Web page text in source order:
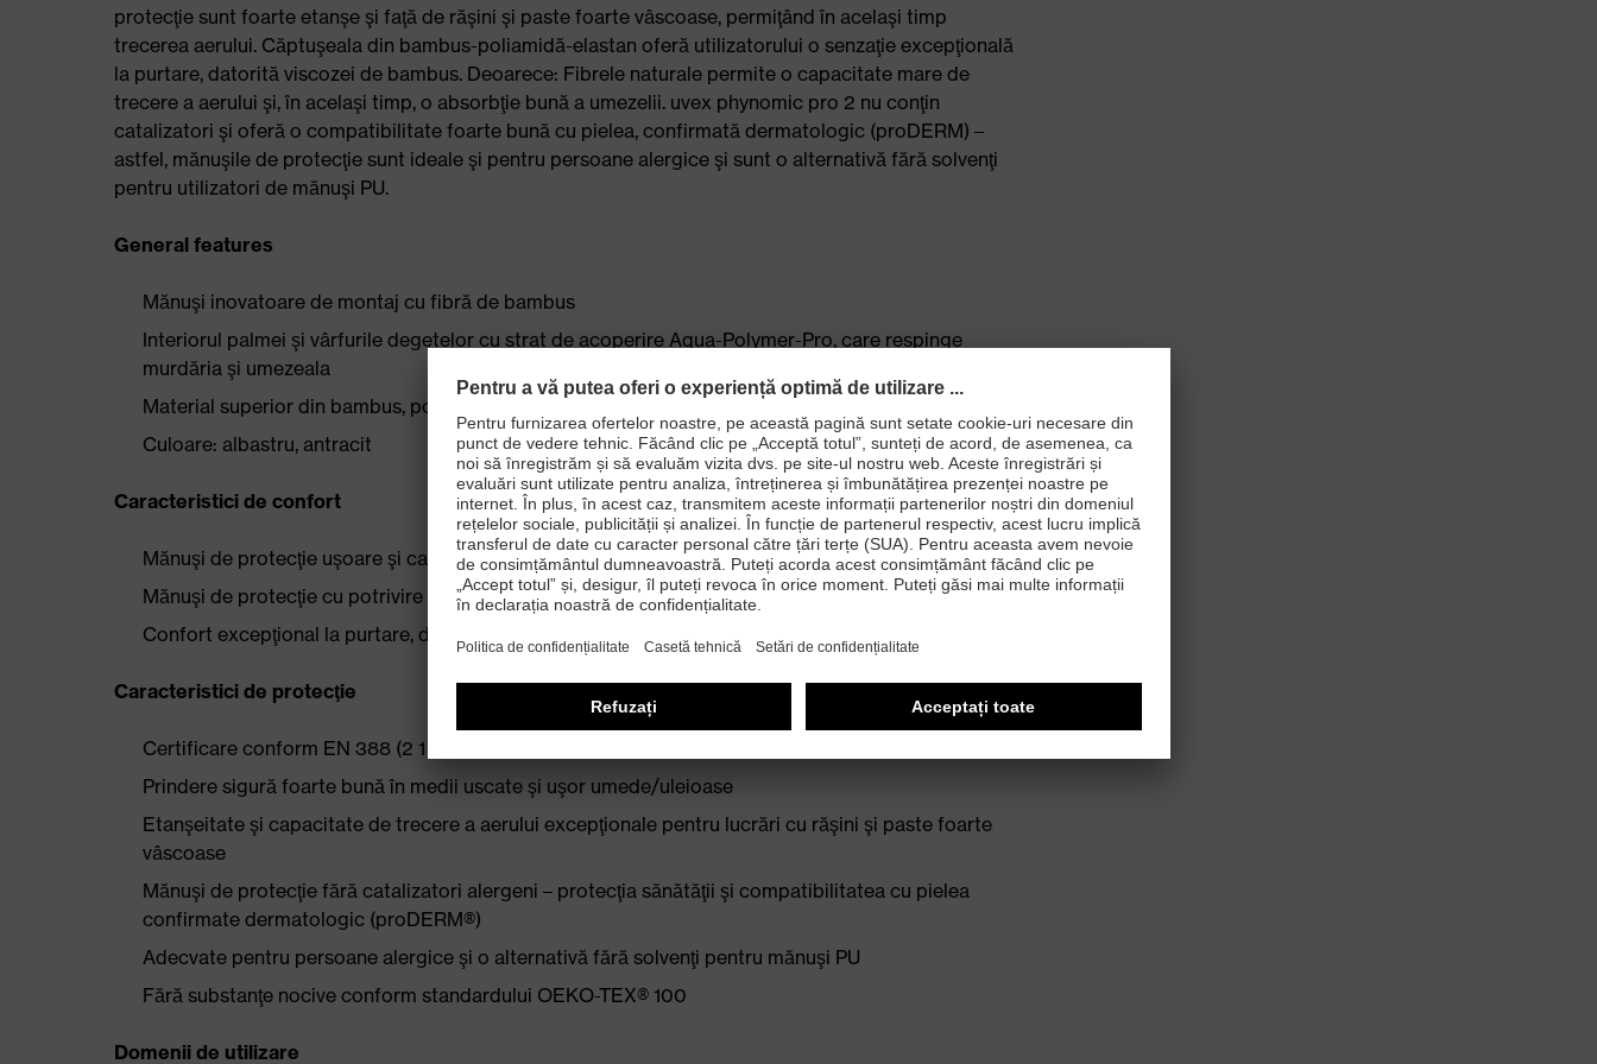
protecţie sunt foarte etanşe şi faţă de răşini şi paste foarte vâscoase, permiţând în acelaşi timp
trecerea aerului. Căptuşeala din bambus-poliamidă-elastan oferă utilizatorului o senzaţie excepţională
la purtare, datorită viscozei de bambus. Deoarece: Fibrele naturale permite o capacitate mare de
trecere a aerului şi, în acelaşi timp, o absorbţie bună a umezelii. uvex phynomic pro 2 nu conţin
catalizatori şi oferă o compatibilitate foarte bună cu pielea, confirmată dermatologic (proDERM) –
astfel, mănuşile de protecţie sunt ideale şi pentru persoane alergice şi sunt o alternativă fără solvenţi
pentru utilizatori de mănuşi PU.
General features
Mănuşi inovatoare de montaj cu fibră de bambus
Interiorul palmei şi vârfurile degetelor cu strat de acoperire Aqua-Polymer-Pro, care respinge
murdăria şi umezeala
Material superior din bambus, poliamidă şi elastan
Culoare: albastru, antracit
Caracteristici de confort
Mănuşi de protecţie uşoare şi care permit trecerea aerului
Mănuşi de protecţie cu potrivire ergonomică
Confort excepţional la purtare, datorită fibrelor de bambus din căptuşeală compatibile cu pielea
Caracteristici de protecţie
Certificare conform EN 388 (2 1 2 1 X)
Prindere sigură foarte bună în medii uscate şi uşor umede/uleioase
Etanşeitate şi capacitate de trecere a aerului excepţionale pentru lucrări cu răşini şi paste foarte
vâscoase
Mănuşi de protecţie fără catalizatori alergeni – protecţia sănătăţii şi compatibilitatea cu pielea
confirmate dermatologic (proDERM®)
Adecvate pentru persoane alergice şi o alternativă fără solvenţi pentru mănuşi PU
Fără substanţe nocive conform standardului OEKO-TEX® 100
Domenii de utilizare